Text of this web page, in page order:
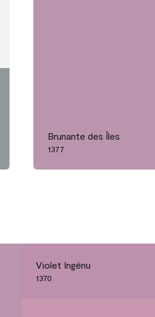
Brunante des Îles
1377
Violet Ingénu
1370